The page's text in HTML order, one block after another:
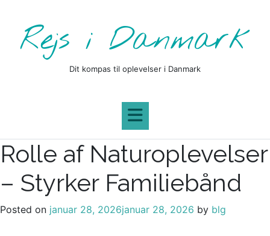
contentRejs i Danmark
Dit kompas til oplevelser i Danmark
Rolle af Naturoplevelser
– Styrker Familiebånd
Posted on januar 28, 2026januar 28, 2026 by blg